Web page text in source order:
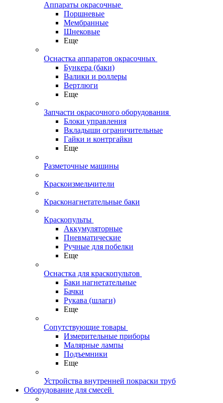
Аппараты окрасочные
Поршневые
Мембранные
Шнековые
Еще
Оснастка аппаратов окрасочных
Бункера (баки)
Валики и роллеры
Вертлюги
Еще
Запчасти окрасочного оборудования
Блоки управления
Вкладыши ограничительные
Гайки и контргайки
Еще
Разметочные машины
Краскоизмельчители
Красконагнетательные баки
Краскопульты
Аккумуляторные
Пневматические
Ручные для побелки
Еще
Оснастка для краскопультов
Баки нагнетательные
Бачки
Рукава (шлаги)
Еще
Сопутствующие товары
Измерительные приборы
Малярные лампы
Подъемники
Еще
Устройства внутренней покраски труб
Оборудование для смесей